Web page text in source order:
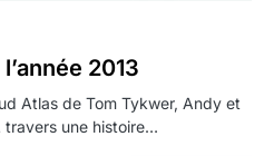
2013
Atlas de Tom Tykwer, Andy et
travers une histoire…